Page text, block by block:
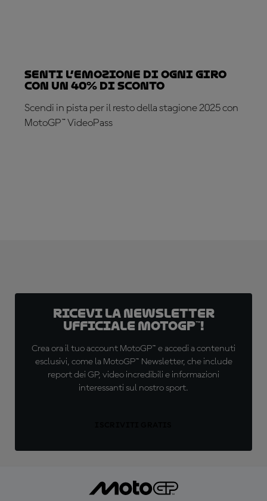
Senti l’emozione di ogni giro
con un 40% di sconto
Scendi in pista per il resto della stagione 2025 con
MotoGP™ VideoPass
Ricevi la newsletter
ufficiale MotoGP™!
Crea ora il tuo account MotoGP™ e accedi a contenuti
esclusivi, come la MotoGP™ Newsletter, che include
report dei GP, video incredibili e informazioni
interessanti sul nostro sport.